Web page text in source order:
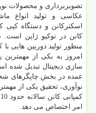
تصویربرداری و محصولات
عکاسی و تولید انواع
اسکنرکانن و دستگاه
کانن در توکیو ژاپن
منظور تولید دوربین هایی
امروز به یکی از مهمترین
سازی دیجیتال تبدیل شده
عمده در بخش چاپگرهای
نوآوری، تحقیق یکی از
امر اختصاص می دهد.